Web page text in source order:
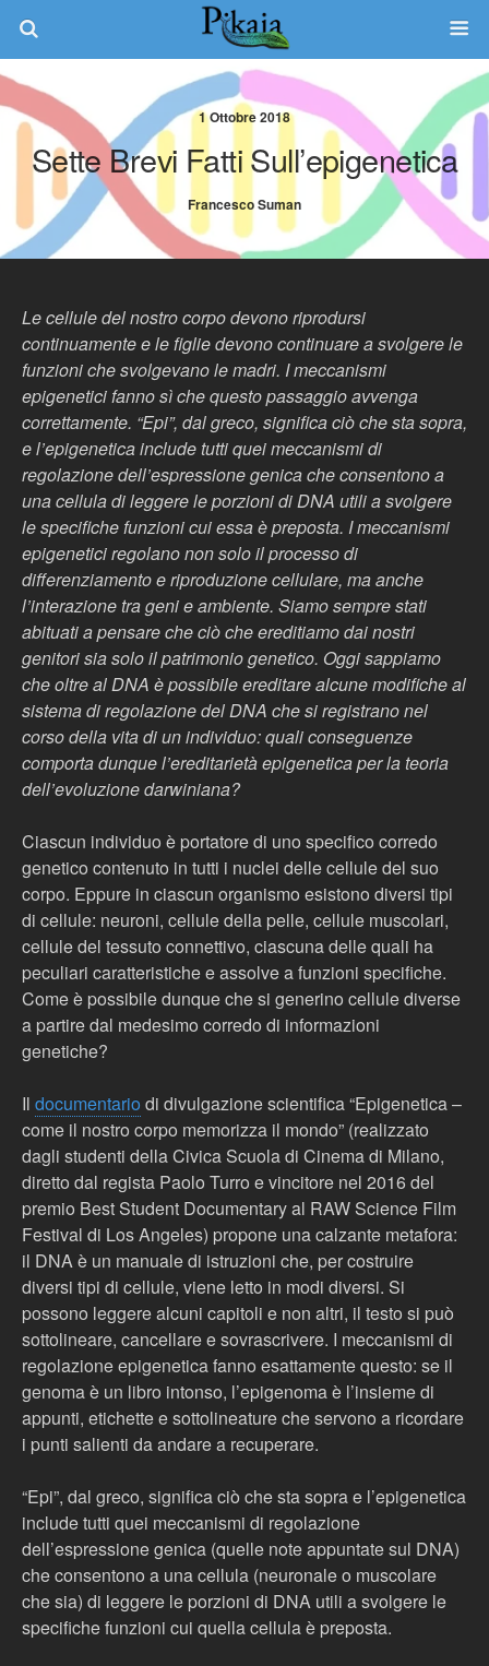
1 Ottobre 2018
Sette Brevi Fatti Sull’epigenetica
Francesco Suman
Le cellule del nostro corpo devono riprodursi
continuamente e le figlie devono continuare a svolgere le
funzioni che svolgevano le madri. I meccanismi
epigenetici fanno sì che questo passaggio avvenga
correttamente. “Epi”, dal greco, significa ciò che sta sopra,
e l’epigenetica include tutti quei meccanismi di
regolazione dell’espressione genica che consentono a
una cellula di leggere le porzioni di DNA utili a svolgere
le specifiche funzioni cui essa è preposta. I meccanismi
epigenetici regolano non solo il processo di
differenziamento e riproduzione cellulare, ma anche
l’interazione tra geni e ambiente. Siamo sempre stati
abituati a pensare che ciò che ereditiamo dai nostri
genitori sia solo il patrimonio genetico. Oggi sappiamo
che oltre al DNA è possibile ereditare alcune modifiche al
sistema di regolazione del DNA che si registrano nel
corso della vita di un individuo: quali conseguenze
comporta dunque l’ereditarietà epigenetica per la teoria
dell’evoluzione darwiniana?
Ciascun individuo è portatore di uno specifico corredo
genetico contenuto in tutti i nuclei delle cellule del suo
corpo. Eppure in ciascun organismo esistono diversi tipi
di cellule: neuroni, cellule della pelle, cellule muscolari,
cellule del tessuto connettivo, ciascuna delle quali ha
peculiari caratteristiche e assolve a funzioni specifiche.
Come è possibile dunque che si generino cellule diverse
a partire dal medesimo corredo di informazioni
genetiche?
Il documentario di divulgazione scientifica “Epigenetica –
come il nostro corpo memorizza il mondo” (realizzato
dagli studenti della Civica Scuola di Cinema di Milano,
diretto dal regista Paolo Turro e vincitore nel 2016 del
premio Best Student Documentary al RAW Science Film
Festival di Los Angeles) propone una calzante metafora:
il DNA è un manuale di istruzioni che, per costruire
diversi tipi di cellule, viene letto in modi diversi. Si
possono leggere alcuni capitoli e non altri, il testo si può
sottolineare, cancellare e sovrascrivere. I meccanismi di
regolazione epigenetica fanno esattamente questo: se il
genoma è un libro intonso, l’epigenoma è l’insieme di
appunti, etichette e sottolineature che servono a ricordare
i punti salienti da andare a recuperare.
“Epi”, dal greco, significa ciò che sta sopra e l’epigenetica
include tutti quei meccanismi di regolazione
dell’espressione genica (quelle note appuntate sul DNA)
che consentono a una cellula (neuronale o muscolare
che sia) di leggere le porzioni di DNA utili a svolgere le
specifiche funzioni cui quella cellula è preposta.